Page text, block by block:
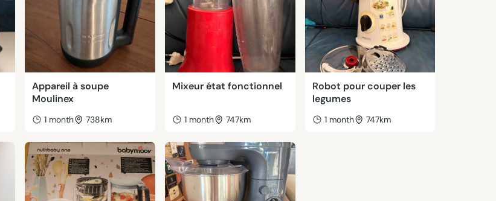
Appareil à soupe
Moulinex
1 month 738km
Mixeur état fonctionnel
1 month 747km
Robot pour couper les
legumes
1 month 747km